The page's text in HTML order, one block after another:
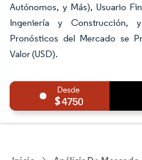
Autónomos, y Más), Usuario
Ingeniería y Construcción,
Pronósticos del Mercado se
Valor (USD).
4750